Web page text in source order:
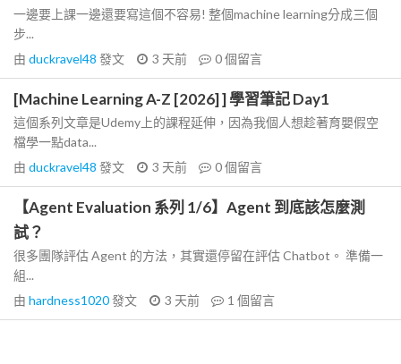
一邊要上課一邊還要寫這個不容易! 整個machine learning分成三個
步...
由 duckravel48 發文 3 天前 0個留言
[Machine Learning A-Z [2026] ] 學習筆記 Day1
這個系列文章是Udemy上的課程延伸，因為我個人想趁著育嬰假空
檔學一點data...
由 duckravel48 發文 3 天前 0個留言
【Agent Evaluation 系列 1/6】Agent 到底該怎麼測
試？
很多團隊評估 Agent 的方法，其實還停留在評估 Chatbot。 準備一
組...
由 hardness1020發文 3 天前 1 個留言